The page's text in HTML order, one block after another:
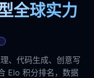
全球实力
、代码生成、创意写
Elo 积分排名，数据